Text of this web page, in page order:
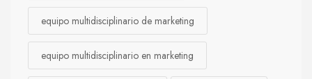
equipo multidisciplinario de marketing
equipo multidisciplinario en marketing